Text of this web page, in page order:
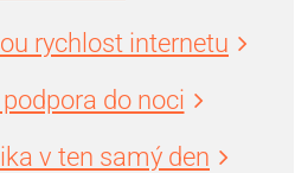
rychlost internetu
do noci
v ten samý den